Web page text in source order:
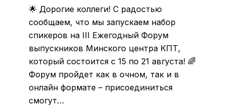
🌟 Дорогие коллеги! С радостью
сообщаем, что мы запускаем набор
спикеров на III Ежегодный Форум
выпускников Минского центра КПТ,
который состоится с 15 по 21 августа! 🌈
Форум пройдет как в очном, так и в
онлайн формате – присоединиться
смогут…